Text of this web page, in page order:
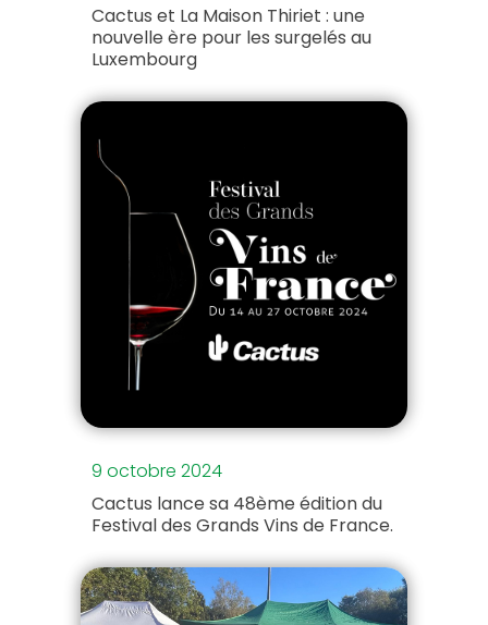
Cactus et La Maison Thiriet : une
nouvelle ère pour les surgelés au
Luxembourg
9 octobre 2024
Cactus lance sa 48ème édition du
Festival des Grands Vins de France.